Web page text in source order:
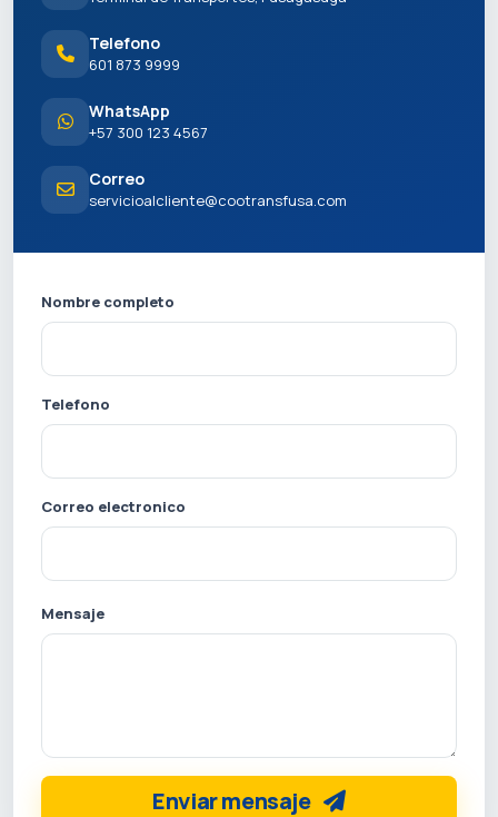
Telefono
601 873 9999
WhatsApp
+57 300 123 4567
Correo
servicioalcliente@cootransfusa.com
Nombre completo
Telefono
Correo electronico
Mensaje
Enviar mensaje